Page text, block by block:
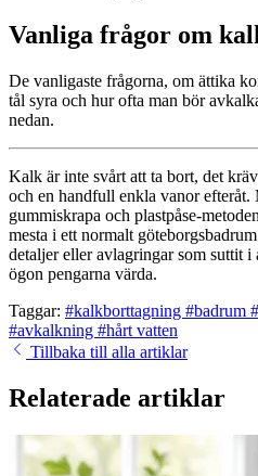
Vanliga frågor om
De vanligaste frågorna, om ättika
tål syra och hur ofta man bör
nedan.
Kalk är inte svårt att ta bort, det
och en handfull enkla vanor efteråt.
gummiskrapa och plastpåse-
mesta i ett normalt
detaljer eller avlagringar som suttit i
ögon pengarna värda.
Taggar: #kalkborttagning #badrum
#avkalkning #hårt vatten
Tillbaka till alla artiklar
Relaterade artiklar